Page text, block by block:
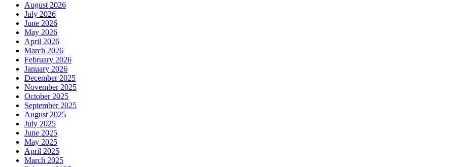
August 2026
July 2026
June 2026
May 2026
April 2026
March 2026
February 2026
January 2026
December 2025
November 2025
October 2025
September 2025
August 2025
July 2025
June 2025
May 2025
April 2025
March 2025